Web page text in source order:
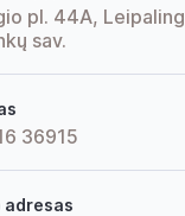
pl. 44A,
sav.
36915
adresas